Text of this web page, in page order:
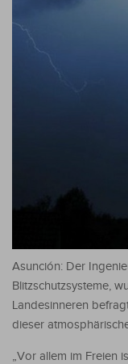
Asunción: Der
Blitzschutzsysteme,
Landesinneren
dieser
„Vor allem im Freien